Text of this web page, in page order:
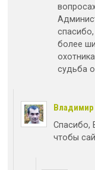
более
судьба
Владимир
Спасибо,
чтобы